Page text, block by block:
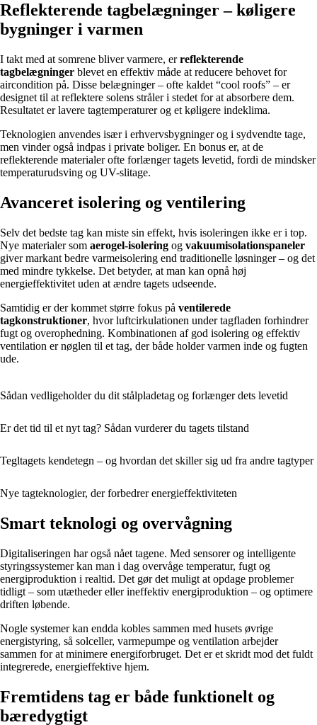
Reflekterende tagbelægninger – køligere
bygninger i varmen
I takt med at somrene bliver varmere, erreflekterende
tagbelægninger blevet en effektiv måde at reducere behovet for
aircondition på. Disse belægninger – ofte kaldet “cool roofs” – er
designet til at reflektere solens stråler i stedet for at absorbere dem.
Resultatet er lavere tagtemperaturer og et køligere indeklima.
Teknologien anvendes især i erhvervsbygninger og i sydvendte tage,
men vinder også indpas i private boliger. En bonus er, at de
reflekterende materialer ofte forlænger tagets levetid, fordi de mindsker
temperaturudsving og UV-slitage.
Avanceret isolering og ventilering
Selv det bedste tag kan miste sin effekt, hvis isoleringen ikke er i top.
Nye materialer som aerogel-isolering og vakuumisolationspaneler
giver markant bedre varmeisolering end traditionelle løsninger – og det
med mindre tykkelse. Det betyder, at man kan opnå høj
energieffektivitet uden at ændre tagets udseende.
Samtidig er der kommet større fokus på ventilerede
tagkonstruktioner, hvor luftcirkulationen under tagfladen forhindrer
fugt og overophedning. Kombinationen af god isolering og effektiv
ventilation er nøglen til et tag, der både holder varmen inde og fugten
ude.
Sådan vedligeholder du dit stålpladetag og forlænger dets levetid
Er det tid til et nyt tag? Sådan vurderer du tagets tilstand
Tegltagets kendetegn – og hvordan det skiller sig ud fra andre tagtyper
Nye tagteknologier, der forbedrer energieffektiviteten
Smart teknologi og overvågning
Digitaliseringen har også nået tagene. Med sensorer og intelligente
styringssystemer kan man i dag overvåge temperatur, fugt og
energiproduktion i realtid. Det gør det muligt at opdage problemer
tidligt – som utætheder eller ineffektiv energiproduktion – og optimere
driften løbende.
Nogle systemer kan endda kobles sammen med husets øvrige
energistyring, så solceller, varmepumpe og ventilation arbejder
sammen for at minimere energiforbruget. Det er et skridt mod det fuldt
integrerede, energieffektive hjem.
Fremtidens tag er både funktionelt og
bæredygtigt